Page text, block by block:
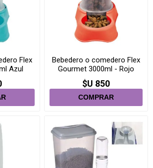
Flex
Azul
Bebedero o comedero Flex
Gourmet 3000ml - Rojo
$U 850